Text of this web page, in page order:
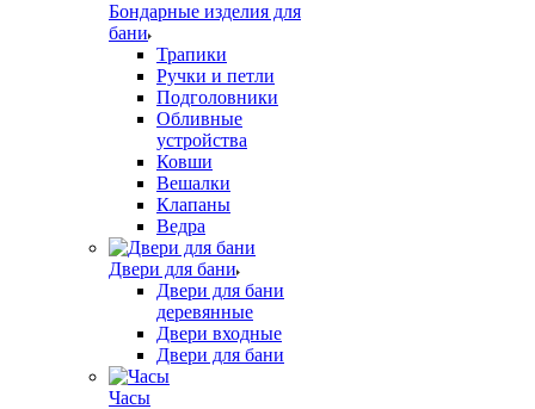
Бондарные изделия для
бани
Трапики
Ручки и петли
Подголовники
Обливные
устройства
Ковши
Вешалки
Клапаны
Ведра
Двери для бани
Двери для бани
деревянные
Двери входные
Двери для бани
Часы